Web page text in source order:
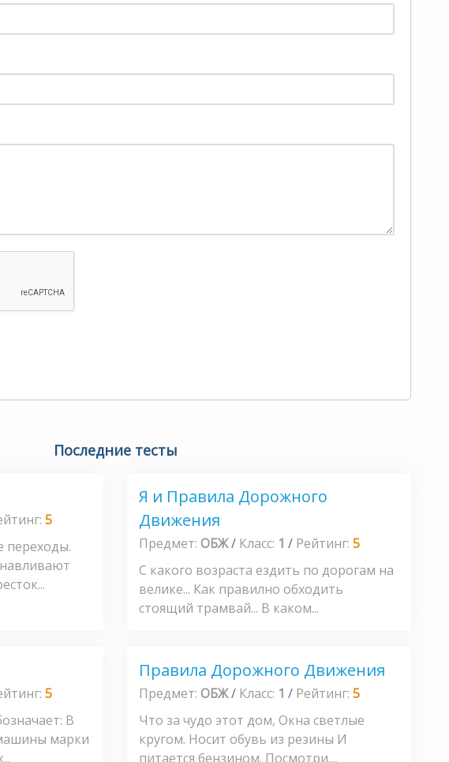
Последние тесты
5
переходы.
Я и Правила Дорожного
Движения
Предмет: ОБЖ/ Класс: 1 / Рейтинг: 5
С какого возраста ездить по дорогам на
велике... Как правилно обходить
стоящий трамвай... В каком...
5
В
марки
Правила Дорожного Движения
Предмет: ОБЖ/ Класс: 1 / Рейтинг: 5
Что за чудо этот дом, Окна светлые
кругом. Носит обувь из резины И
питается бензином. Посмотри,...